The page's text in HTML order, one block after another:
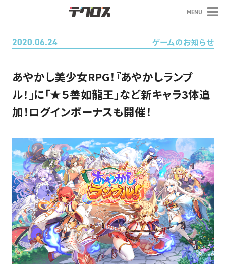
MENU
2020.06.24 ゲームのお知らせ
あやかし美少女RPG！『あやかしランブ
ル！』に「★５善如龍王」など新キャラ3体追
加！ログインボーナスも開催！